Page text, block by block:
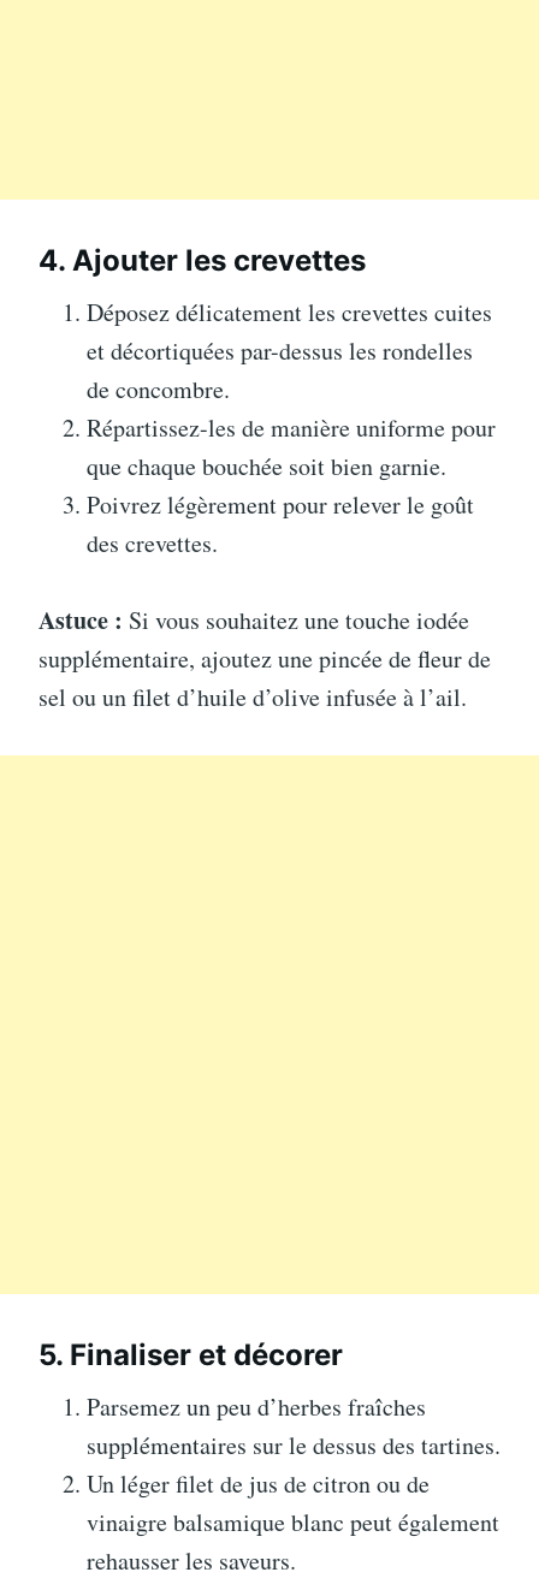
4. Ajouter les crevettes
Déposez délicatement les crevettes cuites
et décortiquées par-dessus les rondelles
de concombre.
Répartissez-les de manière uniforme pour
que chaque bouchée soit bien garnie.
Poivrez légèrement pour relever le goût
des crevettes.
Astuce : Si vous souhaitez une touche iodée
supplémentaire, ajoutez une pincée de fleur de
sel ou un filet d’huile d’olive infusée à l’ail.
5. Finaliser et décorer
Parsemez un peu d’herbes fraîches
supplémentaires sur le dessus des tartines.
Un léger filet de jus de citron ou de
vinaigre balsamique blanc peut également
rehausser les saveurs.